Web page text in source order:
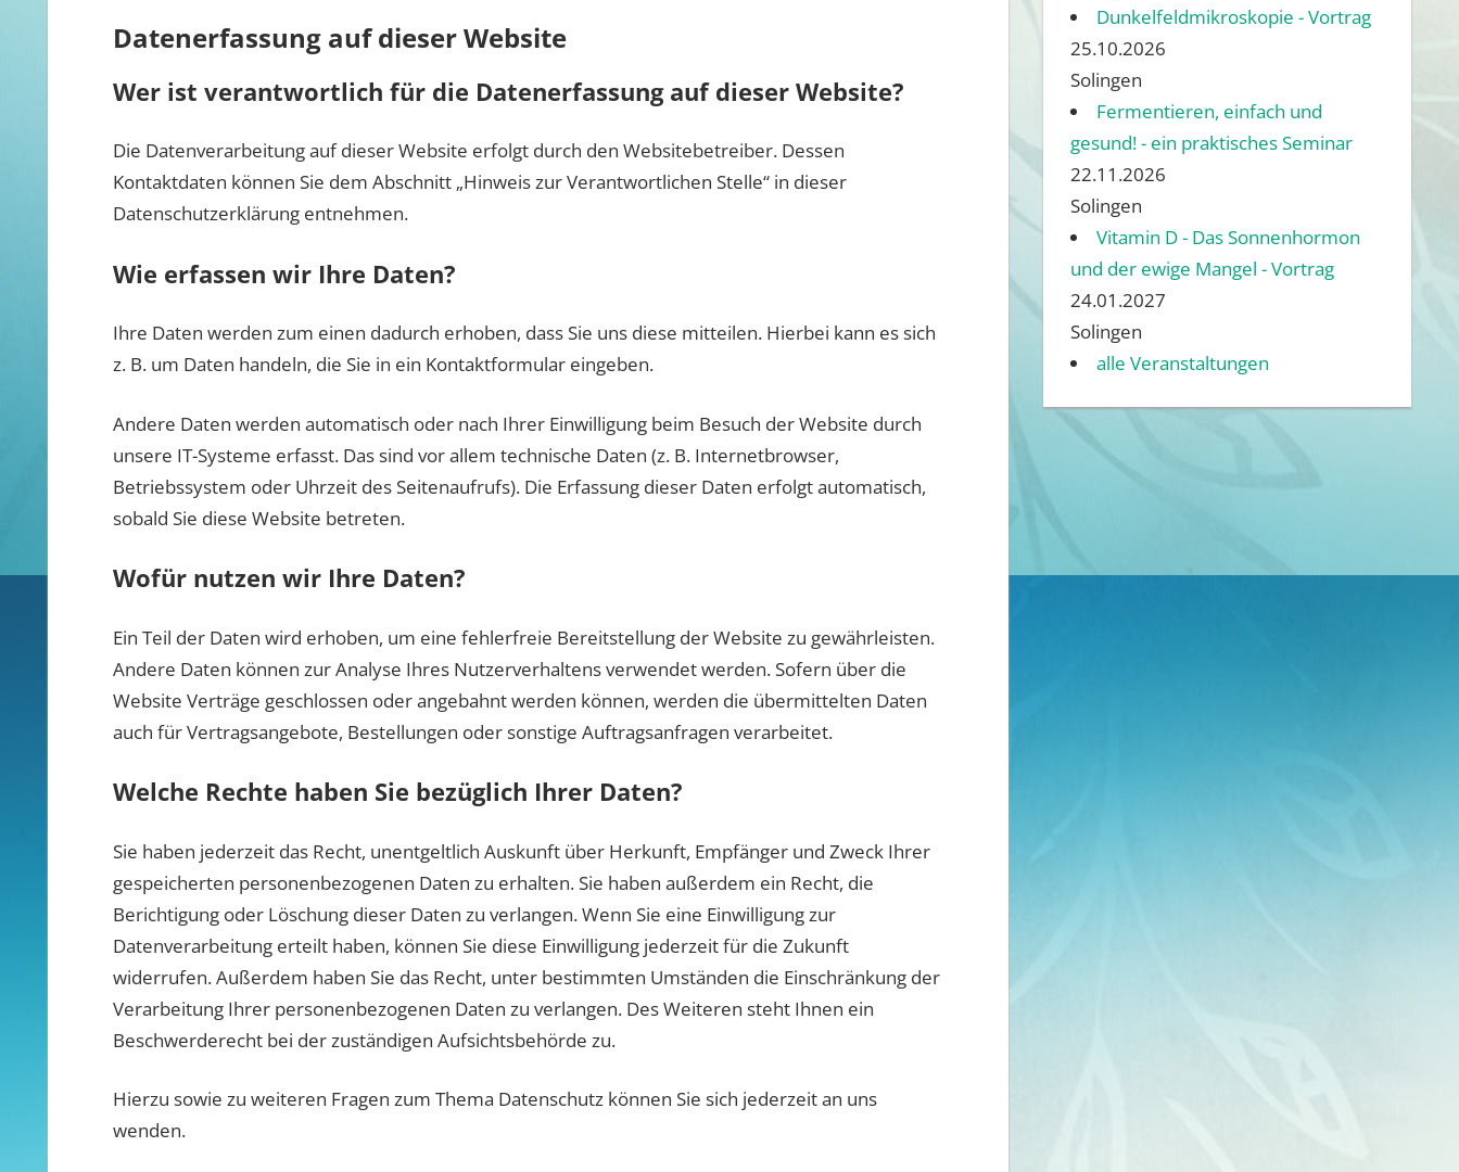
Datenerfassung auf dieser Website
Wer ist verantwortlich für die Datenerfassung auf dieser Website?
Die Datenverarbeitung auf dieser Website erfolgt durch den Websitebetreiber. Dessen
Kontaktdaten können Sie dem Abschnitt „Hinweis zur Verantwortlichen Stelle“ in dieser
Datenschutzerklärung entnehmen.
Wie erfassen wir Ihre Daten?
Ihre Daten werden zum einen dadurch erhoben, dass Sie uns diese mitteilen. Hierbei kann es sich
z. B. um Daten handeln, die Sie in ein Kontaktformular eingeben.
Andere Daten werden automatisch oder nach Ihrer Einwilligung beim Besuch der Website durch
unsere IT-Systeme erfasst. Das sind vor allem technische Daten (z. B. Internetbrowser,
Betriebssystem oder Uhrzeit des Seitenaufrufs). Die Erfassung dieser Daten erfolgt automatisch,
sobald Sie diese Website betreten.
Wofür nutzen wir Ihre Daten?
Ein Teil der Daten wird erhoben, um eine fehlerfreie Bereitstellung der Website zu gewährleisten.
Andere Daten können zur Analyse Ihres Nutzerverhaltens verwendet werden. Sofern über die
Website Verträge geschlossen oder angebahnt werden können, werden die übermittelten Daten
auch für Vertragsangebote, Bestellungen oder sonstige Auftragsanfragen verarbeitet.
Welche Rechte haben Sie bezüglich Ihrer Daten?
Sie haben jederzeit das Recht, unentgeltlich Auskunft über Herkunft, Empfänger und Zweck Ihrer
gespeicherten personenbezogenen Daten zu erhalten. Sie haben außerdem ein Recht, die
Berichtigung oder Löschung dieser Daten zu verlangen. Wenn Sie eine Einwilligung zur
Datenverarbeitung erteilt haben, können Sie diese Einwilligung jederzeit für die Zukunft
widerrufen. Außerdem haben Sie das Recht, unter bestimmten Umständen die Einschränkung der
Verarbeitung Ihrer personenbezogenen Daten zu verlangen. Des Weiteren steht Ihnen ein
Beschwerderecht bei der zuständigen Aufsichtsbehörde zu.
Hierzu sowie zu weiteren Fragen zum Thema Datenschutz können Sie sich jederzeit an uns
wenden.
Dunkelfeldmikroskopie - Vortrag
25.10.2026
Solingen
Fermentieren, einfach und
gesund! - ein praktisches Seminar
22.11.2026
Solingen
Vitamin D - Das Sonnenhormon
und der ewige Mangel - Vortrag
24.01.2027
Solingen
alle Veranstaltungen